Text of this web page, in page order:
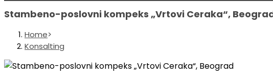
Stambeno-poslovni kompeks „Vrtovi Ceraka“,
Home>
Konsalting